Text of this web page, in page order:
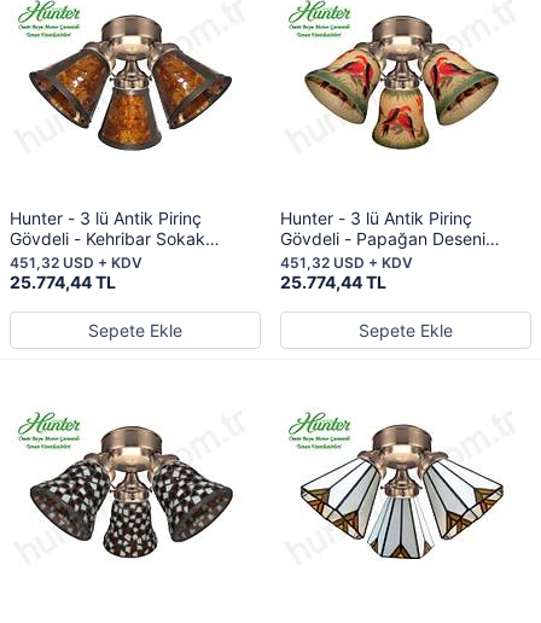
Hunter - 3 lü Antik Pirinç
Gövdeli - Kehribar Sokak
Lambası Camlı Aydınlatma
25.774,44 TL
451,32 USD + KDV
Sepete Ekle
Hunter - 3 lü Antik Pirinç
Gövdeli - Papağan Deseni
Camlı Aydınlatma
25.774,44 TL
451,32 USD + KDV
Sepete Ekle